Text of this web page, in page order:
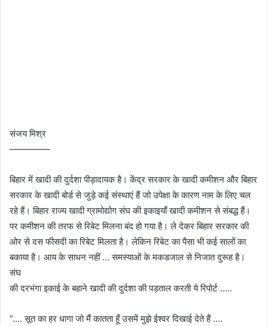
संजय मिश्र
————–
बिहार में खादी की दुर्दशा पीड़ादायक है। केंद्र सरकार के खादी कमीशन और बिहार
सरकार के खादी बोर्ड से जुड़े कई संस्थाएं हैं जो उपेक्षा के कारण नाम के लिए चल
रहे हैं। बिहार राज्य खादी ग्रामोद्योग संघ की इकाइयाँ खादी कमीशन से संबद्ध हैं।
पर कमीशन की तरफ से रिबेट मिलना बंद हो गया है। ले देकर बिहार सरकार की
ओर से दस फीसदी का रिबेट मिलता है। लेकिन रिबेट का पैसा भी कई सालों का
बकाया है। आय के साधन नहीं … समस्याओं के मकडजाल से निजात दुरूह है।
संघ
की दरभंगा इकाई के बहाने खादी की दुर्दशा की पड़ताल करती ये रिपोर्ट …..
“…. सूत का हर धागा जो मैं कातता हूँ उसमें मुझे ईश्वर दिखाई देते हैं ….